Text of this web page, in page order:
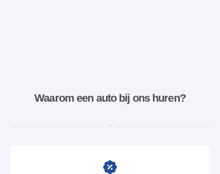
Waarom een ​​auto bij ons huren?